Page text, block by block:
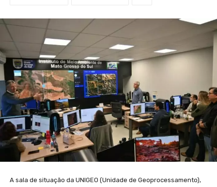
A sala de situação da UNIGEO (Unidade de Geoprocessamento),